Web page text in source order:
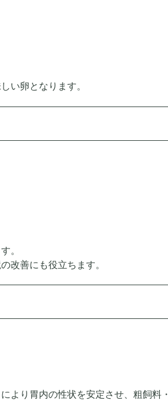
い卵となります。
。
改善にも役立ちます。
より胃内の性状を安定させ、粗飼料・